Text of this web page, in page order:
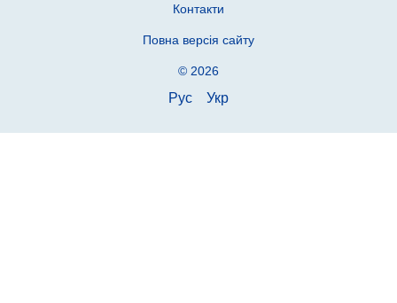
Контакти
Повна версія сайту
© 2026
Рус Укр